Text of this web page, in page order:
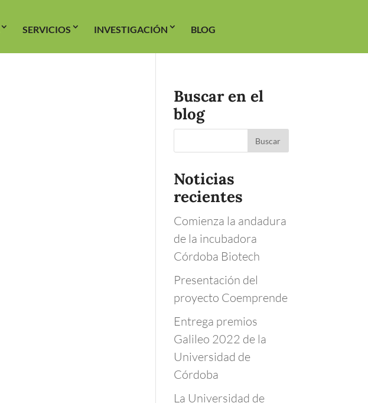
SERVICIOS INVESTIGACIÓN BLOG
Buscar en el
blog
Noticias
recientes
Comienza la andadura
de la incubadora
Córdoba Biotech
Presentación del
proyecto Coemprende
Entrega premios
Galileo 2022 de la
Universidad de
Córdoba
La Universidad de